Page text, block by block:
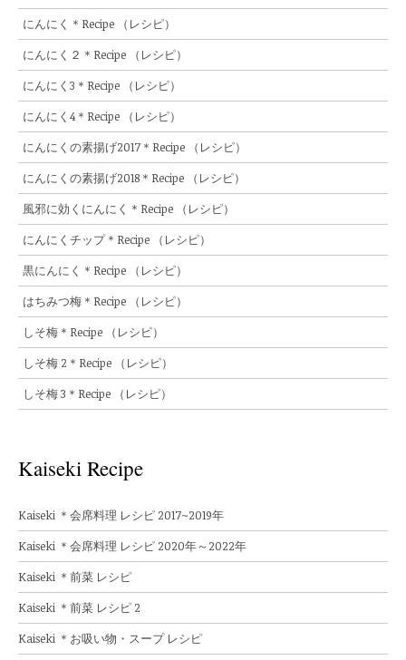
にんにく＊Recipe （レシピ）
にんにく２＊Recipe （レシピ）
にんにく3＊Recipe （レシピ）
にんにく4＊Recipe （レシピ）
にんにくの素揚げ2017＊Recipe （レシピ）
にんにくの素揚げ2018＊Recipe （レシピ）
風邪に効くにんにく＊Recipe （レシピ）
にんにくチップ＊Recipe （レシピ）
黒にんにく＊Recipe （レシピ）
はちみつ梅＊Recipe （レシピ）
しそ梅＊Recipe （レシピ）
しそ梅 2＊Recipe （レシピ）
しそ梅 3＊Recipe （レシピ）
Kaiseki Recipe
Kaiseki ＊会席料理 レシピ 2017~2019年
Kaiseki ＊会席料理 レシピ 2020年～2022年
Kaiseki ＊前菜 レシピ
Kaiseki ＊前菜 レシピ 2
Kaiseki ＊お吸い物・スープ レシピ